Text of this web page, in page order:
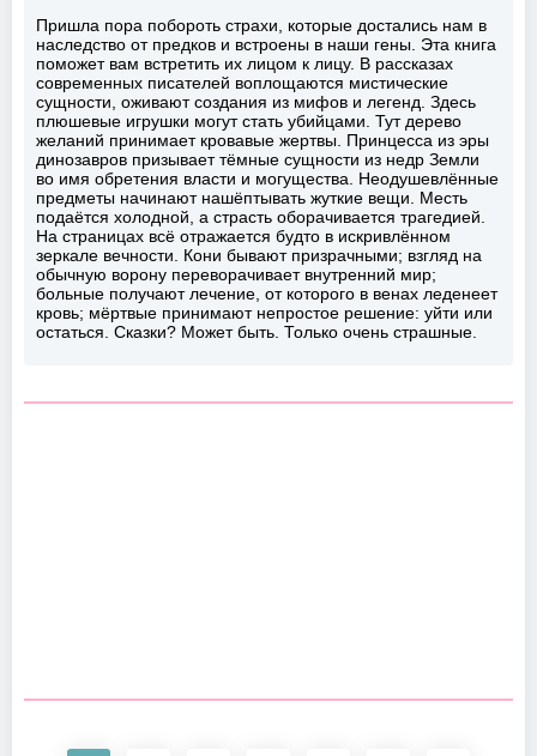
Пришла пора побороть страхи, которые достались нам в
наследство от предков и встроены в наши гены. Эта книга
поможет вам встретить их лицом к лицу. В рассказах
современных писателей воплощаются мистические
сущности, оживают создания из мифов и легенд. Здесь
плюшевые игрушки могут стать убийцами. Тут дерево
желаний принимает кровавые жертвы. Принцесса из эры
динозавров призывает тёмные сущности из недр Земли
во имя обретения власти и могущества. Неодушевлённые
предметы начинают нашёптывать жуткие вещи. Месть
подаётся холодной, а страсть оборачивается трагедией.
На страницах всё отражается будто в искривлённом
зеркале вечности. Кони бывают призрачными; взгляд на
обычную ворону переворачивает внутренний мир;
больные получают лечение, от которого в венах леденеет
кровь; мёртвые принимают непростое решение: уйти или
остаться. Сказки? Может быть. Только очень страшные.